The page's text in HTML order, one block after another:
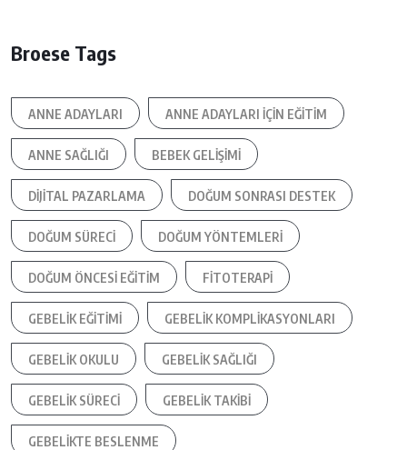
Broese Tags
ANNE ADAYLARI ANNE ADAYLARI IÇIN EĞITIM
ANNE SAĞLIĞI BEBEK GELIŞIMI
DIJITAL PAZARLAMA DOĞUM SONRASI DESTEK
DOĞUM SÜRECI DOĞUM YÖNTEMLERI
DOĞUM ÖNCESI EĞITIM FITOTERAPI
GEBELIK EĞITIMI GEBELIK KOMPLIKASYONLARI
GEBELIK OKULU GEBELIK SAĞLIĞI
GEBELIK SÜRECI GEBELIK TAKIBI
GEBELIKTE BESLENME